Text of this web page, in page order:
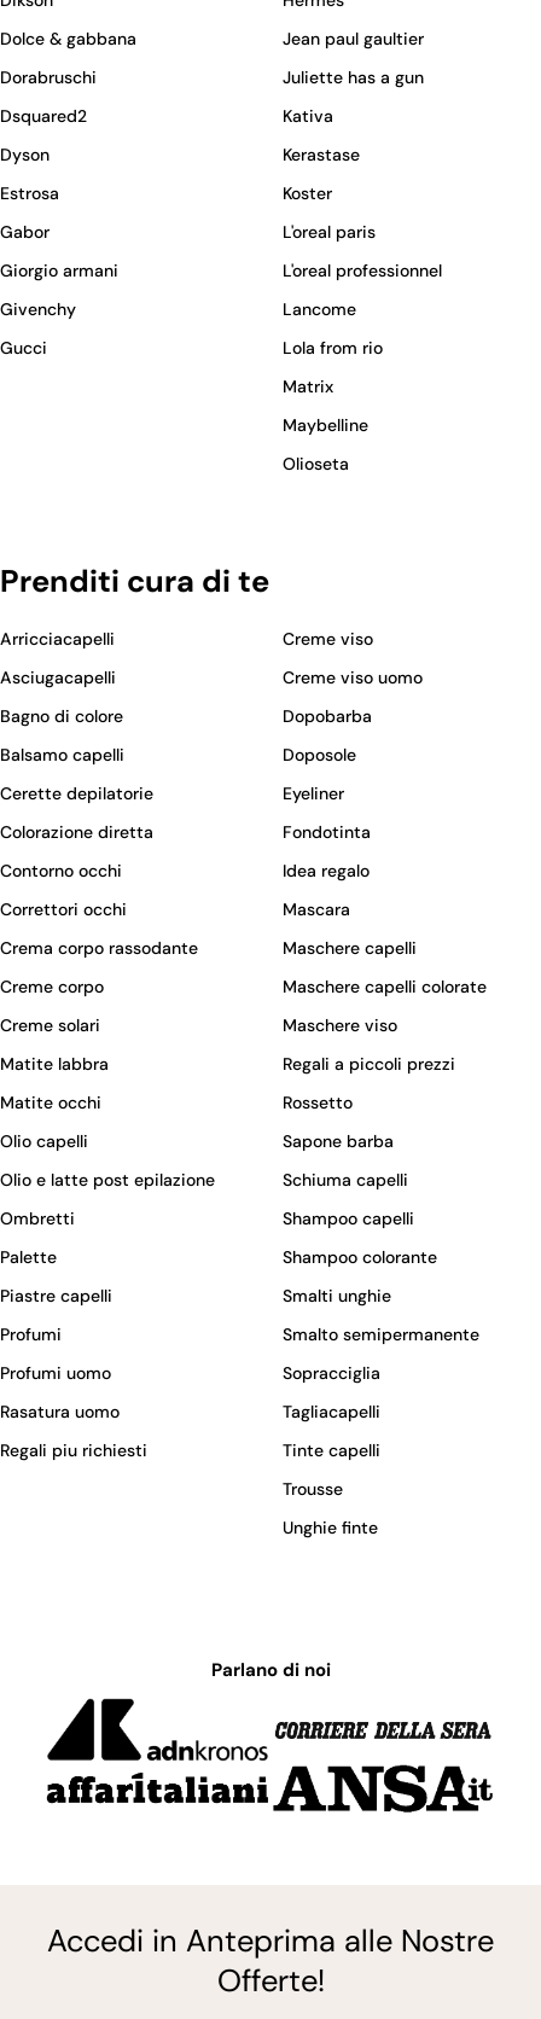
Dolce & gabbana
Dorabruschi
Dsquared2
Dyson
Estrosa
Gabor
Giorgio armani
Givenchy
Gucci
Jean paul gaultier
Juliette has a gun
Kativa
Kerastase
Koster
L'oreal paris
L'oreal professionnel
Lancome
Lola from rio
Matrix
Maybelline
Olioseta
Prenditi cura di te
Arricciacapelli
Asciugacapelli
Bagno di colore
Balsamo capelli
Cerette depilatorie
Colorazione diretta
Contorno occhi
Correttori occhi
Crema corpo rassodante
Creme corpo
Creme solari
Creme viso
Creme viso uomo
Dopobarba
Doposole
Eyeliner
Fondotinta
Idea regalo
Mascara
Maschere capelli
Maschere capelli colorate
Maschere viso
Matite labbra
Matite occhi
Olio capelli
Olio e latte post epilazione
Ombretti
Palette
Piastre capelli
Profumi
Profumi uomo
Rasatura uomo
Regali piu richiesti
Regali a piccoli prezzi
Rossetto
Sapone barba
Schiuma capelli
Shampoo capelli
Shampoo colorante
Smalti unghie
Smalto semipermanente
Sopracciglia
Tagliacapelli
Tinte capelli
Trousse
Unghie finte
Parlano di noi
Accedi in Anteprima alle Nostre
Offerte!